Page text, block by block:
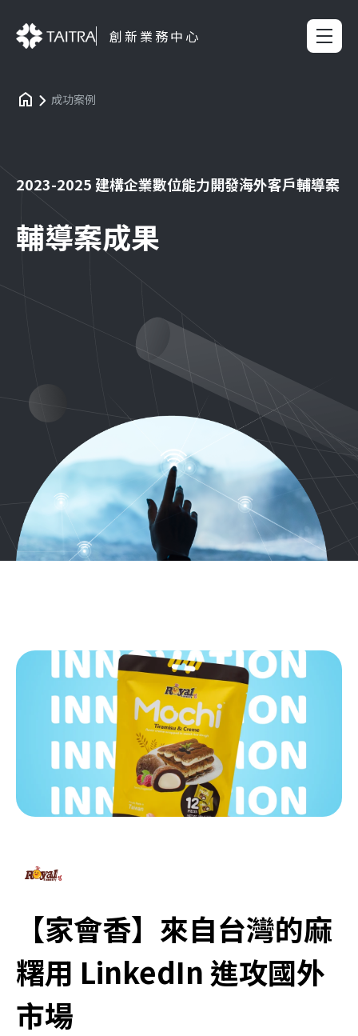
創新業務中心
成功案例
2023-2025 建構企業數位能力開發海外客戶輔導案
輔導案成果
【家會香】來自台灣的麻
糬用 LinkedIn 進攻國外
市場